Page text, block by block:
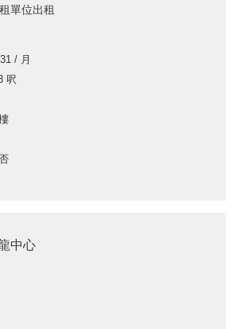
單位出租
/ 月
呎
中心